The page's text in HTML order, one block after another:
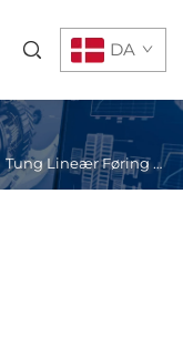
DA
Tung Lineær Føring>